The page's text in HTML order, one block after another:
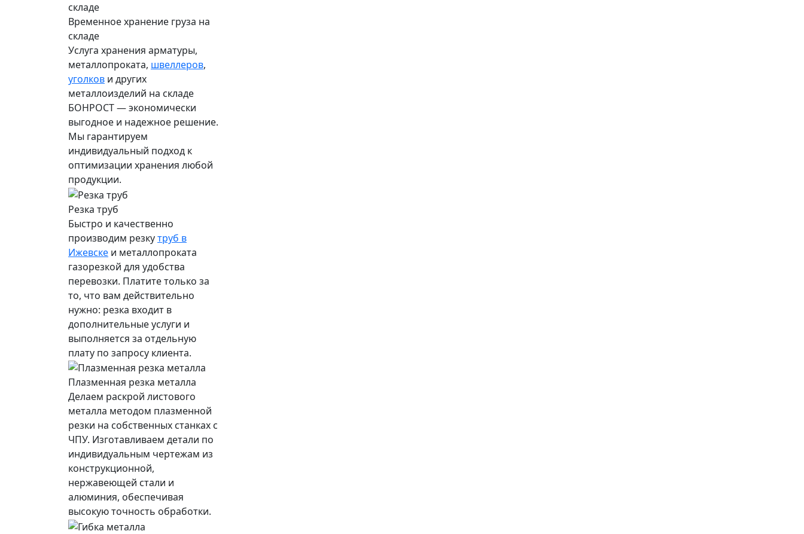
Временное хранение груза на
складе
Услуга хранения арматуры,
металлопроката, швеллеров,
уголков и других
металлоизделий на складе
БОНРОСТ — экономически
выгодное и надежное решение.
Мы гарантируем
индивидуальный подход к
оптимизации хранения любой
продукции.
Резка труб
Быстро и качественно
производим резкутруб в
Ижевске и металлопроката
газорезкой для удобства
перевозки. Платите только за
то, что вам действительно
нужно: резка входит в
дополнительные услуги и
выполняется за отдельную
плату по запросу клиента.
Плазменная резка металла
Делаем раскрой листового
металла методом плазменной
резки на собственных станках с
ЧПУ. Изготавливаем детали по
индивидуальным чертежам из
конструкционной,
нержавеющей стали и
алюминия, обеспечивая
высокую точность обработки.